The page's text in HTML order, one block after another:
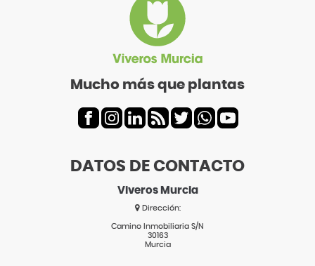
Mucho más que plantas
DATOS DE CONTACTO
Viveros Murcia
Dirección:
Camino Inmobiliaria S/N
30163
Murcia